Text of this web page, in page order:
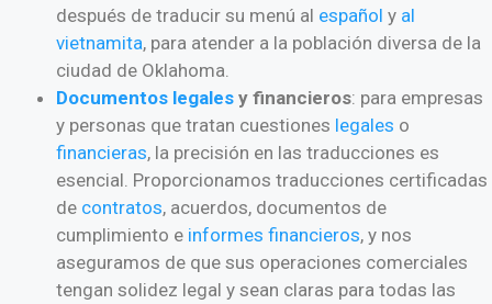
después de traducir su menú al español y al
vietnamita, para atender a la población diversa de la
ciudad de Oklahoma.
Documentos legales y financieros: para empresas
y personas que tratan cuestiones legales o
financieras, la precisión en las traducciones es
esencial. Proporcionamos traducciones certificadas
de contratos, acuerdos, documentos de
cumplimiento e informes financieros, y nos
aseguramos de que sus operaciones comerciales
tengan solidez legal y sean claras para todas las